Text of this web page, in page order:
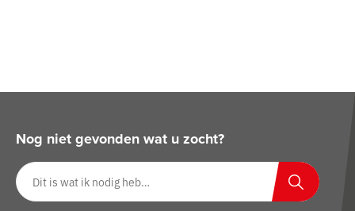
Nog niet gevonden wat u zocht?
Zoeken op website
Zoeken